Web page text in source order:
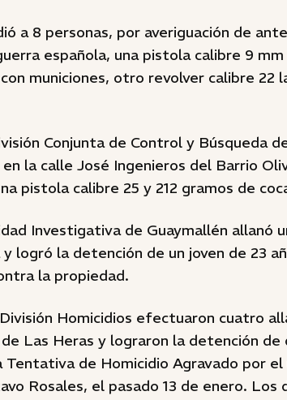
a 8 personas, por averiguación de
española, una pistola calibre 9 mm
municiones, otro revolver calibre 22
Conjunta de Control y Búsqueda
la calle José Ingenieros del Barrio
pistola calibre 25 y 212 gramos de
Investigativa de Guaymallén allanó
logró la detención de un joven de 23
la propiedad.
Homicidios efectuaron cuatro
Las Heras y lograron la detención de
de Homicidio Agravado por el
Rosales, el pasado 13 de enero. Los